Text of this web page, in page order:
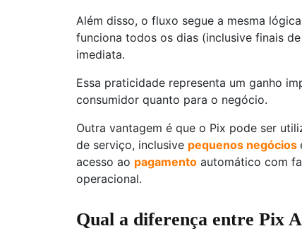
Além disso, o fluxo segue a mesma
funciona todos os dias (inclusive finais
imediata.
Essa praticidade representa um ganho
consumidor quanto para o negócio.
Outra vantagem é que o Pix pode ser
de serviço, inclusive pequenos negócios
acesso ao pagamento automático com
operacional.
Qual a diferença entre Pix